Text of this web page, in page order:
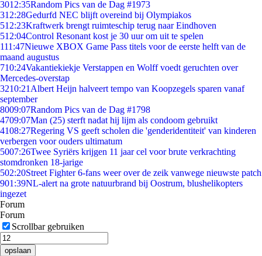
3012:35Random Pics van de Dag #1973
312:28Gedurfd NEC blijft overeind bij Olympiakos
512:23Kraftwerk brengt ruimteschip terug naar Eindhoven
512:04Control Resonant kost je 30 uur om uit te spelen
111:47Nieuwe XBOX Game Pass titels voor de eerste helft van de
maand augustus
710:24Vakantiekiekje Verstappen en Wolff voedt geruchten over
Mercedes-overstap
3210:21 Albert Heijn halveert tempo van Koopzegels sparen vanaf
september
8009:07Random Pics van de Dag #1798
4709:07Man (25) sterft nadat hij lijm als condoom gebruikt
4108:27Regering VS geeft scholen die 'genderidentiteit' van kinderen
verbergen voor ouders ultimatum
5007:26Twee Syriërs krijgen 11 jaar cel voor brute verkrachting
stomdronken 18-jarige
502:20Street Fighter 6-fans weer over de zeik vanwege nieuwste patch
901:39NL-alert na grote natuurbrand bij Oostrum, blushelikopters
ingezet
Forum
Forum
Scrollbar gebruiken
opslaan